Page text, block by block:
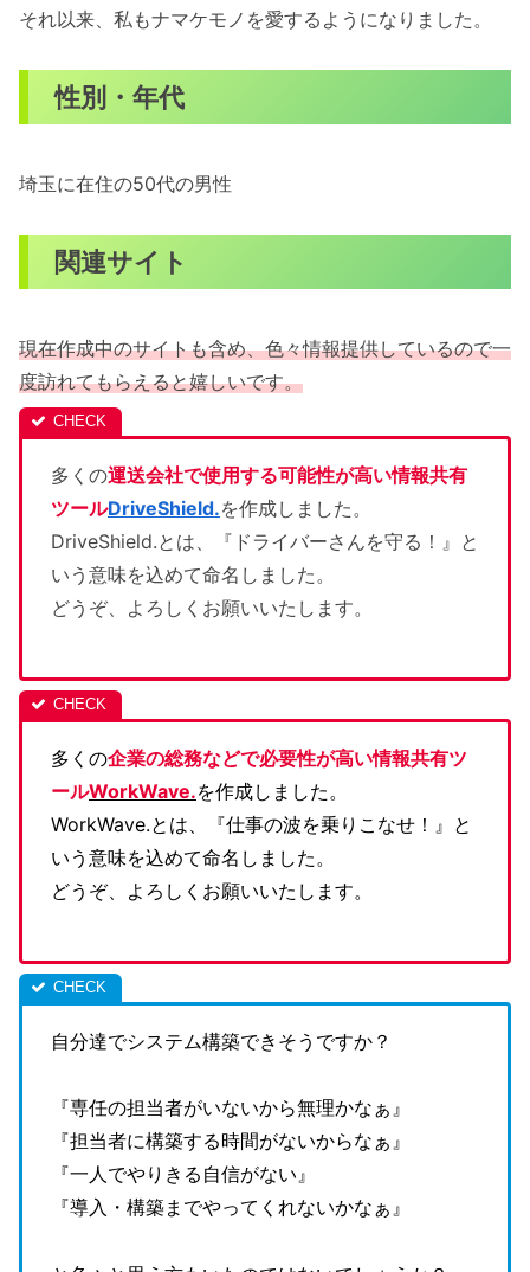
それ以来、私もナマケモノを愛するようになりました。
性別・年代
埼玉に在住の50代の男性
関連サイト
現在作成中のサイトも含め、色々情報提供しているので一
度訪れてもらえると嬉しいです。
多くの運送会社で使用する可能性が高い情報共有
ツールDriveShield.を作成しました。
DriveShield.とは、『ドライバーさんを守る！』と
いう意味を込めて命名しました。
どうぞ、よろしくお願いいたします。
多くの企業の総務などで必要性が高い情報共有ツ
ールWorkWave.を作成しました。
WorkWave.とは、『仕事の波を乗りこなせ！』と
いう意味を込めて命名しました。
どうぞ、よろしくお願いいたします。
自分達でシステム構築できそうですか？
『専任の担当者がいないから無理かなぁ』
『担当者に構築する時間がないからなぁ』
『一人でやりきる自信がない』
『導入・構築までやってくれないかなぁ』